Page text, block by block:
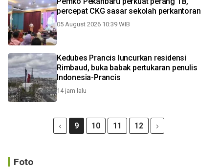
percepat CKG sasar sekolah perkantoran
05 August 2026 10:39 WIB
Kedubes Prancis luncurkan residensi
Rimbaud, buka babak pertukaran penulis
Indonesia-Prancis
14 jam lalu
9 10 11 12
Foto